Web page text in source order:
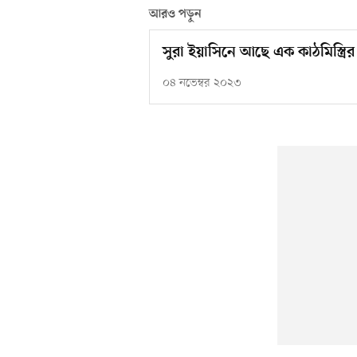
আরও পড়ুন
সুরা ইয়াসিনে আছে এক
০৪ নভেম্বর ২০২৩